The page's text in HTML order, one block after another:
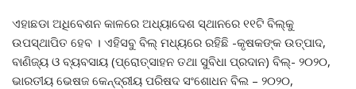
ଏହାଛଡା ଅଧିବେଶନ କାଳରେ ଅଧ୍ୟାଦେଶ ସ୍ଥାନରେ ୧୧ଟି ବିଲ୍‍କୁ
ଉପସ୍ଥାପିତ ହେବ । ଏହିସବୁ ବିଲ୍‍ ମଧ୍ୟରେ ରହିଛି -କୃଷକଙ୍କ ଉତ୍ପାଦ,
ବାଣିଜ୍ୟ ଓ ବ୍ୟବସାୟ (ପ୍ରୋତ୍ସାହନ ତଥା ସୁବିଧା ପ୍ରଦାନ) ବିଲ୍‍- ୨୦୨୦,
ଭାରତୀୟ ଭେଷଜ କେନ୍ଦ୍ରୀୟ ପରିଷଦ ସଂଶୋଧନ ବିଲ – ୨୦୨୦,